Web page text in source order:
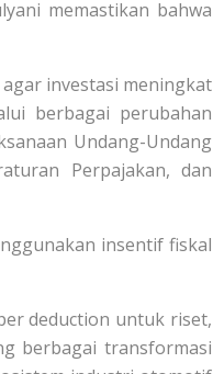
memastikan bahwa
investasi meningkat
berbagai perubahan
Undang-Undang
Perpajakan, dan
insentif fiskal
deduction untuk riset,
berbagai transformasi